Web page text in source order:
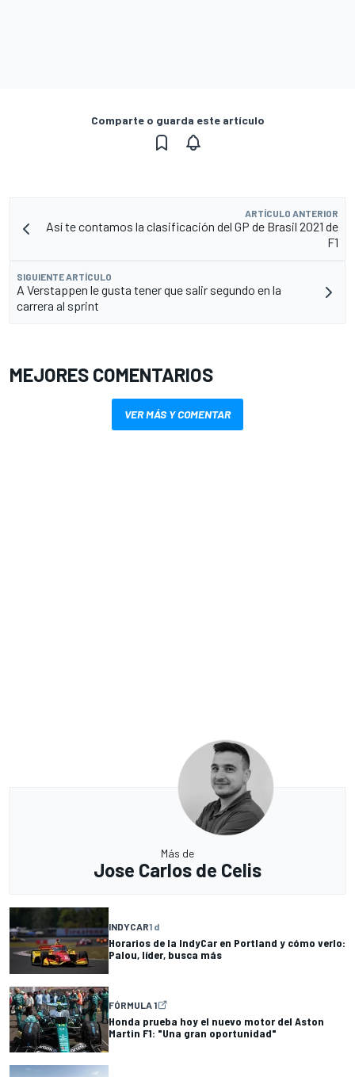
Comparte o guarda este artículo
ARTÍCULO ANTERIOR
Así te contamos la clasificación del GP de Brasil 2021 de
F1
SIGUIENTE ARTÍCULO
A Verstappen le gusta tener que salir segundo en la
carrera al sprint
MEJORES COMENTARIOS
VER MÁS Y COMENTAR
Más de
Jose Carlos de Celis
INDYCAR1 d
Horarios de la IndyCar en Portland y cómo verlo:
Palou, líder, busca más
FÓRMULA 1
Honda prueba hoy el nuevo motor del Aston
Martin F1: "Una gran oportunidad"